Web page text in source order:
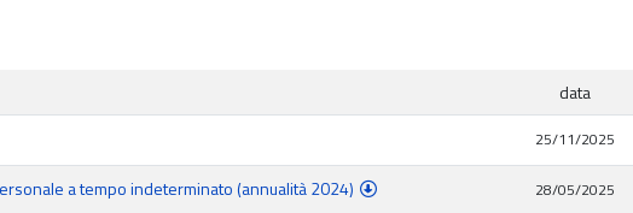
data
25/11/2025
a tempo indeterminato (annualità 2024) 28/05/2025